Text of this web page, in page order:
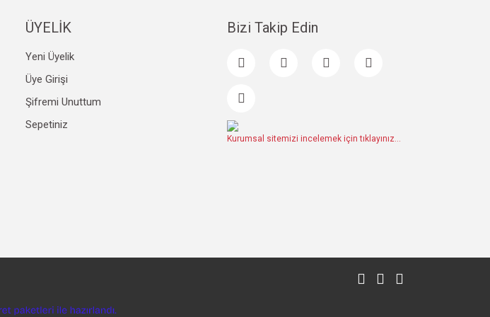
ÜYELİK
Yeni Üyelik
Üye Girişi
Şifremi Unuttum
Sepetiniz
Bizi Takip Edin
Kurumsal sitemizi incelemek için tıklayınız...
e-